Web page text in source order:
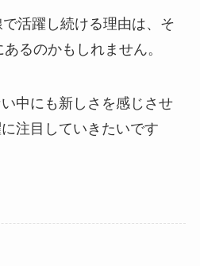
活躍し続ける理由は、そ
あるのかもしれません。
中にも新しさを感じさせ
注目していきたいです